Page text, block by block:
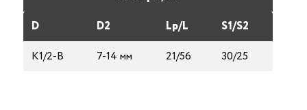
D
D2 Lp/L
S1/S2
K1/2-B
7-14 мм 21/56 30/25